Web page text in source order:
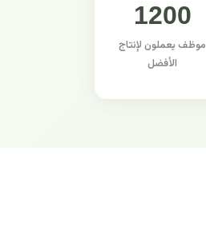
1200
موظف يعملون لإنتاج
الأفضل